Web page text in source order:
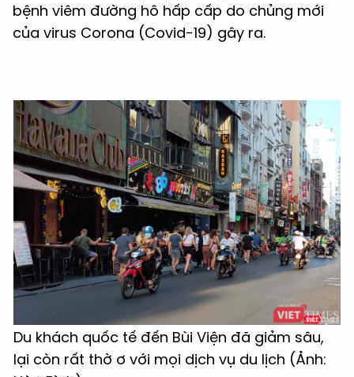
bệnh viêm đường hô hấp cấp do chủng mới
của virus Corona (Covid-19) gây ra.
Du khách quốc tế đến Bùi Viện đã giảm sâu,
lại còn rất thờ ơ với mọi dịch vụ du lịch (Ảnh: